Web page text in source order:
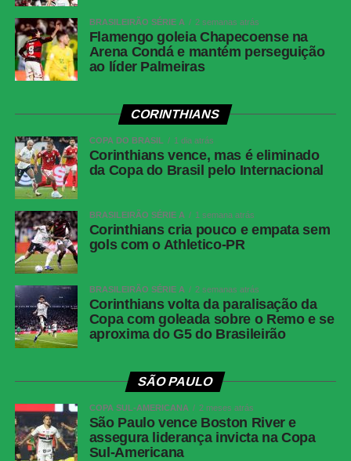
Assistentes
Gizeli Casaril (SC) e Alex dos Santos (SC)
VAR
Emerson de Almeida Ferreira (MG)
Gols
Renê, aos 10 minutos do 1º tempo; Erick,
minutos do 2º tempo; Marinho, aos 47
minutos do 2º tempo — todos pelo Vitória
Vitória
Lucas Arcanjo; Brítez, Cacá, Luan Candido e
Ramón; Caique (Zé Vitor), Baralhas e
Técnico
Jair Ventura
Athletico-PR
Santos; Gilberto (Dudu), Benavídez, Aguirre,
Gustavo (Zapelli) e Jadson (Renan
Peixoto); Leozinho (Kerwin Vargas),
Mendoza e Viveros
Técnico
COMENTE ABAIXO:
WhatsApp
BRASILEIRÃO SÉRIE A 2 semanas atrás
Flamengo goleia Chapecoense na
Arena Condá e mantém perseguição
ao líder Palmeiras
CORINTHIANS
COPA DO BRASIL 1 dia atrás
Corinthians vence, mas é eliminado
da Copa do Brasil pelo Internacional
BRASILEIRÃO SÉRIE A 1 semana atrás
Corinthians cria pouco e empata sem
gols com o Athletico-PR
BRASILEIRÃO SÉRIE A 2 semanas atrás
Corinthians volta da paralisação da
Copa com goleada sobre o Remo e se
aproxima do G5 do Brasileirão
SÃO PAULO
COPA SUL-AMERICANA 2 meses atrás
São Paulo vence Boston River e
assegura liderança invicta na Copa
Sul-Americana